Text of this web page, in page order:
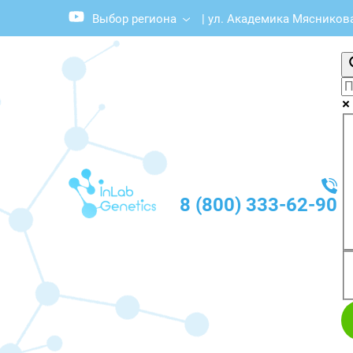
Выбор региона | ул. Академика
8 (800) 333-62-90